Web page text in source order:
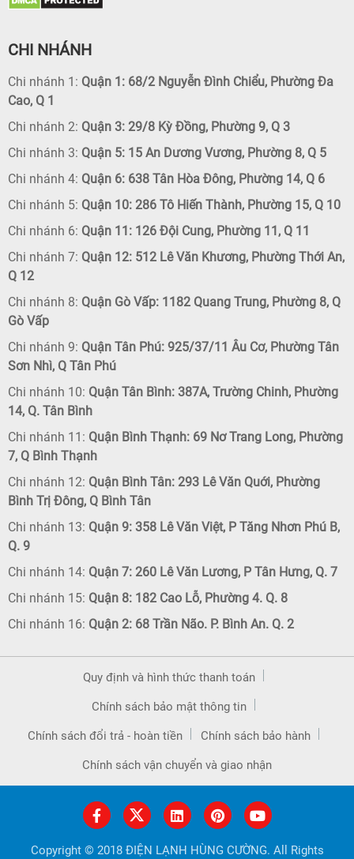
CHI NHÁNH
Chi nhánh 1: Quận 1: 68/2 Nguyễn Đình Chiểu, Phường Đa
Cao, Q 1
Chi nhánh 2: Quận 3: 29/8 Kỳ Đồng, Phường 9, Q 3
Chi nhánh 3: Quận 5: 15 An Dương Vương, Phường 8, Q 5
Chi nhánh 4: Quận 6: 638 Tân Hòa Đông, Phường 14, Q 6
Chi nhánh 5: Quận 10: 286 Tô Hiến Thành, Phường 15, Q 10
Chi nhánh 6: Quận 11: 126 Đội Cung, Phường 11, Q 11
Chi nhánh 7: Quận 12: 512 Lê Văn Khương, Phường Thới An,
Q 12
Chi nhánh 8: Quận Gò Vấp: 1182 Quang Trung, Phường 8, Q
Gò Vấp
Chi nhánh 9: Quận Tân Phú: 925/37/11 Âu Cơ, Phường Tân
Sơn Nhì, Q Tân Phú
Chi nhánh 10: Quận Tân Bình: 387A, Trường Chinh, Phường
14, Q. Tân Bình
Chi nhánh 11: Quận Bình Thạnh: 69 Nơ Trang Long, Phường
7, Q Bình Thạnh
Chi nhánh 12: Quận Bình Tân: 293 Lê Văn Quới, Phường
Bình Trị Đông, Q Bình Tân
Chi nhánh 13: Quận 9: 358 Lê Văn Việt, P Tăng Nhơn Phú B,
Q. 9
Chi nhánh 14: Quận 7: 260 Lê Văn Lương, P Tân Hưng, Q. 7
Chi nhánh 15: Quận 8: 182 Cao Lỗ, Phường 4. Q. 8
Chi nhánh 16: Quận 2: 68 Trần Não. P. Bình An. Q. 2
Quy định và hình thức thanh toán
Chính sách bảo mật thông tin
Chính sách đổi trả - hoàn tiền Chính sách bảo hành
Chính sách vận chuyển và giao nhận
Copyright © 2018 ĐIỆN LẠNH HÙNG CƯỜNG. All Rights